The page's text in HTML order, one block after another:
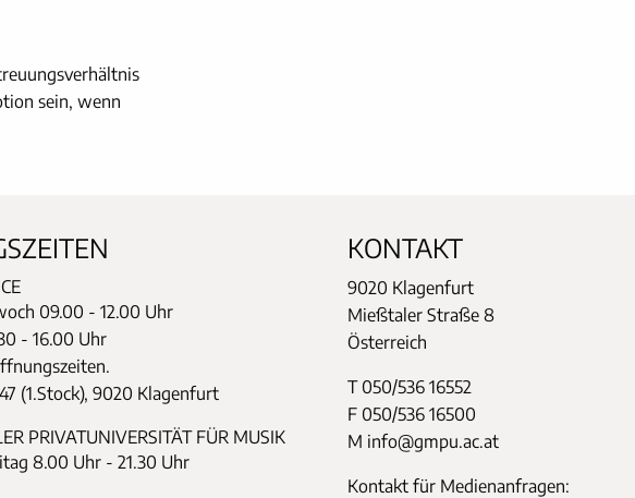
sein, wenn
09.00 - 12.00 Uhr
- 16.00 Uhr
(1.Stock), 9020 Klagenfurt
PRIVATUNIVERSITÄT FÜR MUSIK
8.00 Uhr - 21.30 Uhr
KONTAKT
9020 Klagenfurt
Mießtaler Straße 8
Österreich
T 050/536 16552
F 050/536 16500
M info@gmpu.ac.at
Kontakt für Medienanfragen: